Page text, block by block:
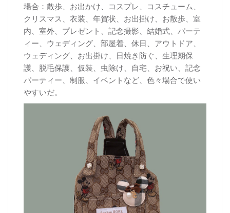
場合：散歩、お出かけ、コスプレ、コスチューム、
クリスマス、衣装、年賀状、お出掛け、お散歩、室
内、室外、プレゼント、記念撮影、結婚式、パーテ
ィー、ウェディング、部屋着、休日、アウトドア、
ウェディング、お出掛け、日焼き防ぐ、生理期保
護、脱毛保護、仮装、虫除け、自宅、お祝い、記念
パーティー、制服、イベントなど、色々場合で使い
やすいだ。